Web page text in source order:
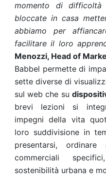
momento di
bloccate in casa
abbiamo per
facilitare il loro
Menozzi, Head of
Babbel permette di
sette diverse di
sul web che su
brevi lezioni si
impegni della vita
loro suddivisione in
presentarsi,
commerciali
sostenibilità urbana e